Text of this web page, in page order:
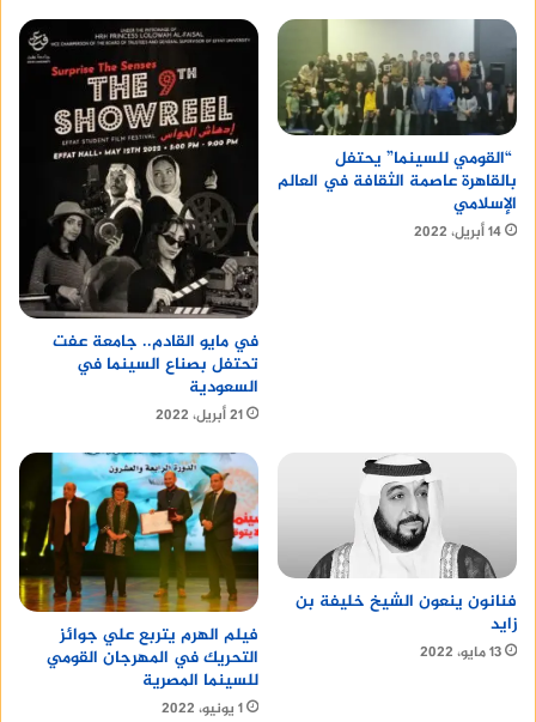
“القومي للسينما” يحتفل
بالقاهرة عاصمة الثقافة في العالم
الإسلامي
14 أبريل، 2022
في مايو القادم.. جامعة عفت
تحتفل بصناع السينما في
السعودية
21 أبريل، 2022
فنانون ينعون الشيخ خليفة بن
زايد
13 مايو، 2022
فيلم الهرم يتربع علي جوائز
التحريك في المهرجان القومي
للسينما المصرية
1 يونيو، 2022